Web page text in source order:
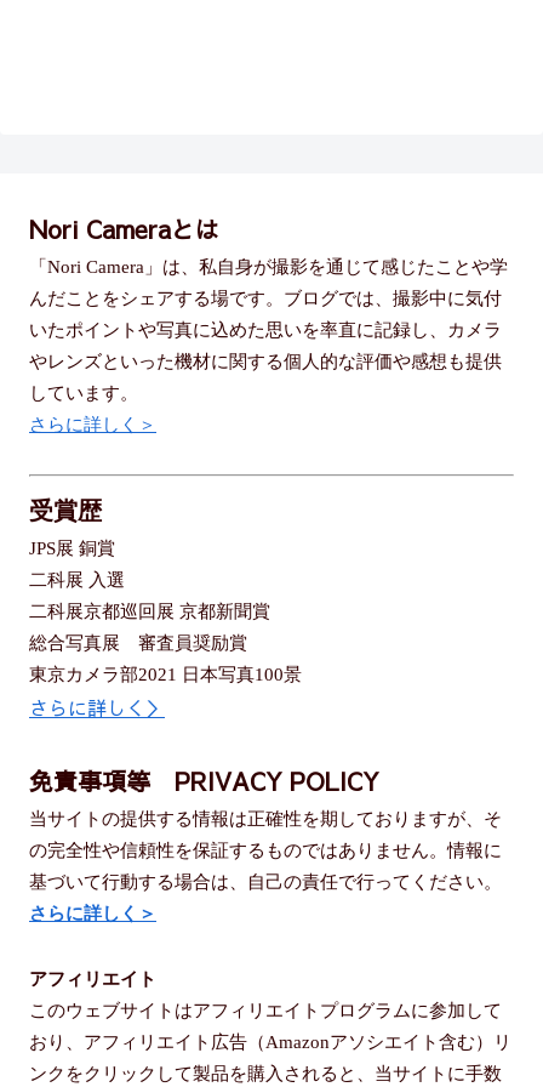
Nori Cameraとは
「Nori Camera」は、私自身が撮影を通じて感じたことや学
んだことをシェアする場です。ブログでは、撮影中に気付
いたポイントや写真に込めた思いを率直に記録し、カメラ
やレンズといった機材に関する個人的な評価や感想も提供
しています。
さらに詳しく＞
受賞歴
JPS展 銅賞
二科展 入選
二科展京都巡回展 京都新聞賞
総合写真展 審査員奨励賞
東京カメラ部2021 日本写真100景
さらに詳しく＞
免責事項等 PRIVACY POLICY
当サイトの提供する情報は正確性を期しておりますが、そ
の完全性や信頼性を保証するものではありません。情報に
基づいて行動する場合は、自己の責任で行ってください。
さらに詳しく＞
アフィリエイト
このウェブサイトはアフィリエイトプログラムに参加して
おり、アフィリエイト広告（Amazonアソシエイト含む）リ
ンクをクリックして製品を購入されると、当サイトに手数